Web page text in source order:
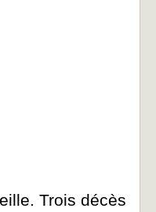
Trois décès